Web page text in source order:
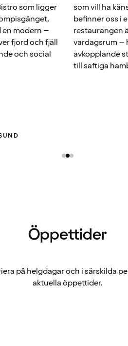
som ligger
en modern –
fjord och fjäll
och social
som vill ha
befinner oss i
restaurangen
vardagsrum –
avkopplande
till saftiga
Öppettider
på helgdagar och i särskilda
aktuella öppettider.